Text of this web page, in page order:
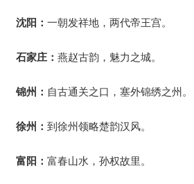
沈阳： 一朝发祥地，两代帝王宫。
石家庄： 燕赵古韵，魅力之城。
锦州： 自古通关之口，塞外锦绣之州。
徐州： 到徐州领略楚韵汉风。
富阳： 富春山水，孙权故里。